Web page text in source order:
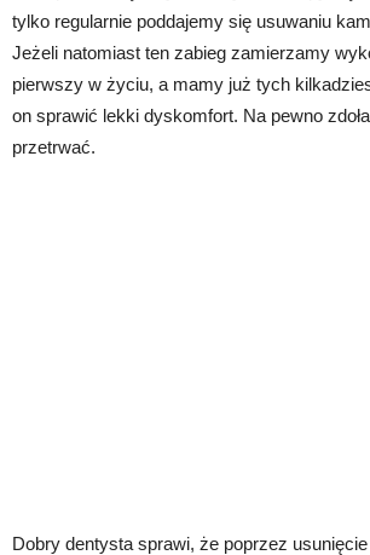
tylko regularnie poddajemy się usuwaniu
Jeżeli natomiast ten zabieg zamierzamy
pierwszy w życiu, a mamy już tych
on sprawić lekki dyskomfort. Na pewno
przetrwać.
Dobry dentysta sprawi, że poprzez